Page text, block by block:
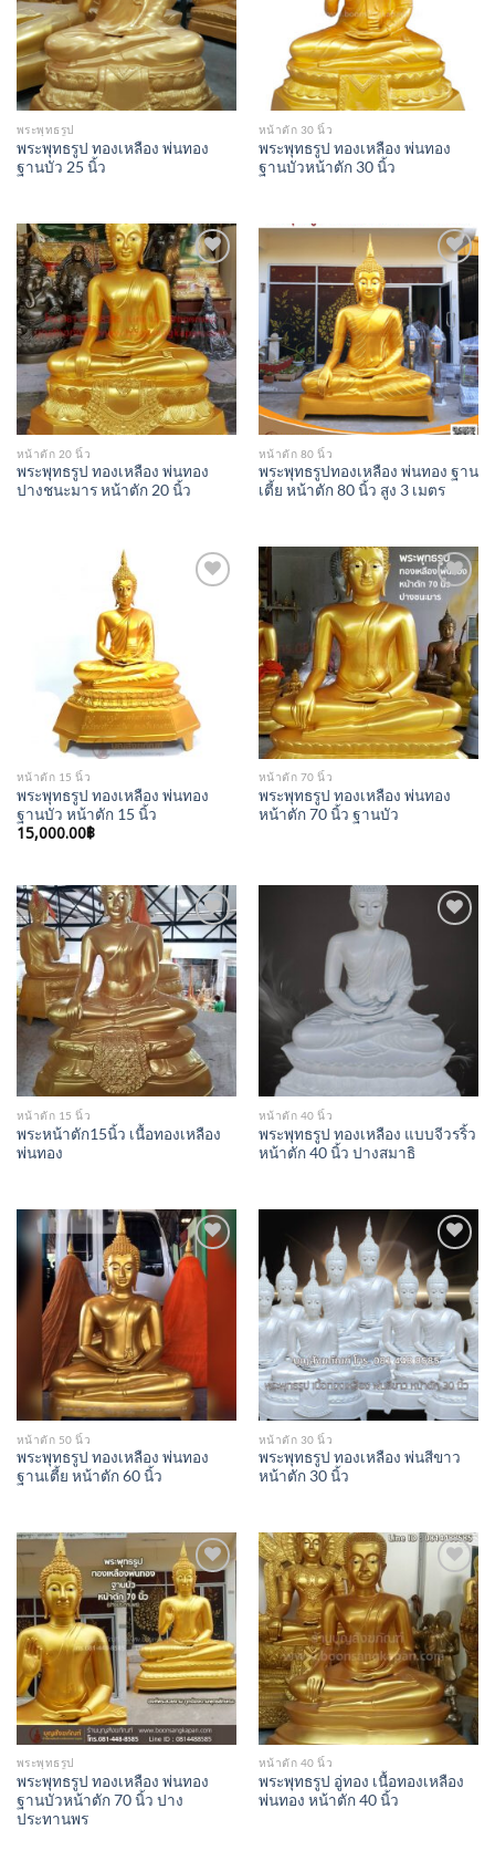
พระพุทธรูป
พระพุทธรูป ทองเหลือง พ่นทอง
ฐานบัว 25 นิ้ว
หน้าตัก 30 นิ้ว
พระพุทธรูป ทองเหลือง พ่นทอง
ฐานบัวหน้าตัก 30 นิ้ว
Add to
Wishlist
หน้าตัก 20 นิ้ว
พระพุทธรูป ทองเหลือง พ่นทอง
ปางชนะมาร หน้าตัก 20 นิ้ว
Add to
Wishlist
หน้าตัก 80 นิ้ว
พระพุทธรูปทองเหลือง พ่นทอง ฐาน
เตี้ย หน้าตัก 80 นิ้ว สูง 3 เมตร
หน้าตัก 15 นิ้ว
พระพุทธรูป ทองเหลือง พ่นทอง
ฐานบัว หน้าตัก 15 นิ้ว
15,000.00฿
Add to
Wishlist
หน้าตัก 70 นิ้ว
พระพุทธรูป ทองเหลือง พ่นทอง
หน้าตัก 70 นิ้ว ฐานบัว
Add to
Wishlist
หน้าตัก 15 นิ้ว
พระหน้าตัก15นิ้ว เนื้อทองเหลือง
พ่นทอง
หน้าตัก 40 นิ้ว
พระพุทธรูป ทองเหลือง แบบจีวรริ้ว
หน้าตัก 40 นิ้ว ปางสมาธิ
Add to
Wishlist
หน้าตัก 50 นิ้ว
พระพุทธรูป ทองเหลือง พ่นทอง
ฐานเตี้ย หน้าตัก 60 นิ้ว
Add to
Wishlist
หน้าตัก 30 นิ้ว
พระพุทธรูป ทองเหลือง พ่นสีขาว
หน้าตัก 30 นิ้ว
Add to
Wishlist
พระพุทธรูป
พระพุทธรูป ทองเหลือง พ่นทอง
ฐานบัวหน้าตัก 70 นิ้ว ปาง
ประทานพร
Add to
Wishlist
หน้าตัก 40 นิ้ว
พระพุทธรูป อู่ทอง เนื้อทองเหลือง
พ่นทอง หน้าตัก 40 นิ้ว